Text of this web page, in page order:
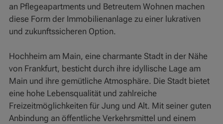
an Pflegeapartments und Betreutem Wohnen machen
diese Form der Immobilienanlage zu einer lukrativen
und zukunftssicheren Option.
Hochheim am Main, eine charmante Stadt in der Nähe
von Frankfurt, besticht durch ihre idyllische Lage am
Main und ihre gemütliche Atmosphäre. Die Stadt bietet
eine hohe Lebensqualität und zahlreiche
Freizeitmöglichkeiten für Jung und Alt. Mit seiner guten
Anbindung an öffentliche Verkehrsmittel und einem